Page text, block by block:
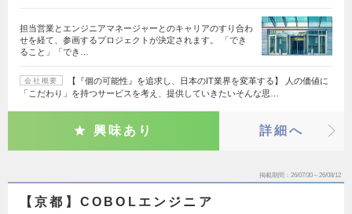
担当営業とエンジニアマネージャーとのキャリアのすり合わ
せを経て、参画するプロジェクトが決定されます。 「でき
ること」「でき…
会社概要
【『個の可能性』を追求し、日本のIT業界を変革する】 人の価値に
「こだわり」を持つサービスを考え、提供していきたいそんな思…
興味あり 詳細へ
掲載期間 26/07/30～26/08/12
【京都】COBOLエンジニア